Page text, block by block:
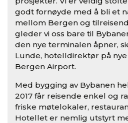
godt fornøyde med å bli et
mellom Bergen og
gleder vi oss bare til
den nye terminalen åpner,
Lunde, hotelldirektør på
Bergen Airport.
Med bygging av Bybanen
2017 får reisende enkel og
friske møtelokaler,
Hotellet er nemlig utstyrt